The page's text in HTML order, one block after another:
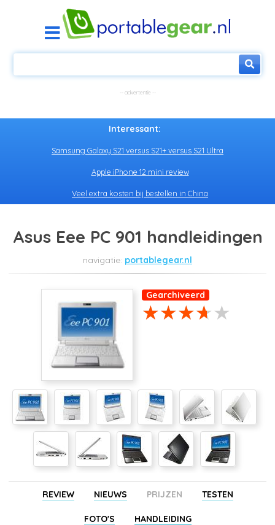
Interessant:
Samsung Galaxy S21 versus S21+ versus S21 Ultra
Apple iPhone 12 mini review
Veel extra kosten bij bestellen in China
Asus Eee PC 901 handleidingen
portablegear.nl
Gearchiveerd
REVIEW NIEUWS PRIJZEN TESTEN
FOTO'S HANDLEIDING